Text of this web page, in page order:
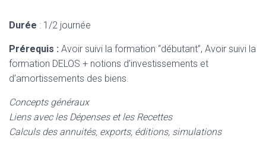
Durée : 1/2 journée
Prérequis : Avoir suivi la formation “débutant”, Avoir suivi la
formation DELOS + notions d’investissements et
d’amortissements des biens.
Concepts généraux
Liens avec les Dépenses et les Recettes
Calculs des annuités, exports, éditions, simulations